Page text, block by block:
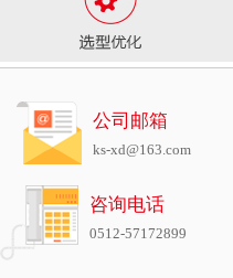
公司邮箱
ks-xd@163.com
咨询电话
0512-57172899